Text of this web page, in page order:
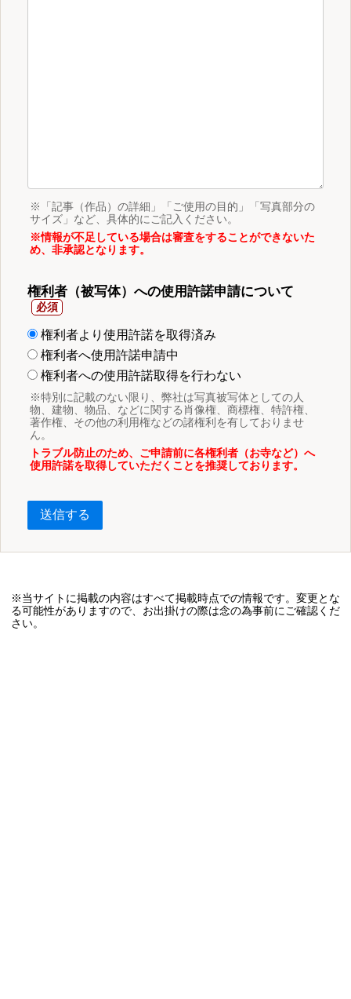
※「記事（作品）の詳細」「ご使用の目的」「写真部分の
サイズ」など、具体的にご記入ください。
※情報が不足している場合は審査をすることができないた
め、非承認となります。
権利者（被写体）への使用許諾申請について
権利者より使用許諾を取得済み
権利者へ使用許諾申請中
権利者への使用許諾取得を行わない
※特別に記載のない限り、弊社は写真被写体としての人
物、建物、物品、などに関する肖像権、商標権、特許権、
著作権、その他の利用権などの諸権利を有しておりませ
ん。
トラブル防止のため、ご申請前に各権利者（お寺など）へ
使用許諾を取得していただくことを推奨しております。
送信する
※当サイトに掲載の内容はすべて掲載時点での情報です。変更とな
る可能性がありますので、お出掛けの際は念の為事前にご確認くだ
さい。